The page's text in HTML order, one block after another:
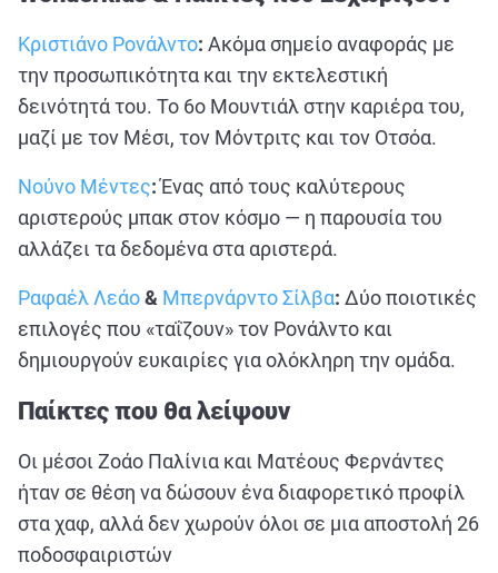
Κριστιάνο Ρονάλντο: Ακόμα σημείο αναφοράς με
την προσωπικότητα και την εκτελεστική
δεινότητά του. Το 6ο Μουντιάλ στην καριέρα του,
μαζί με τον Μέσι, τον Μόντριτς και τον Οτσόα.
Νούνο Μέντες:Ένας από τους καλύτερους
αριστερούς μπακ στον κόσμο — η παρουσία του
αλλάζει τα δεδομένα στα αριστερά.
Ραφαέλ Λεάο& Μπερνάρντο Σίλβα: Δύο ποιοτικές
επιλογές που «ταΐζουν» τον Ρονάλντο και
δημιουργούν ευκαιρίες για ολόκληρη την ομάδα.
Παίκτες που θα λείψουν
Οι μέσοι Ζοάο Παλίνια και Ματέους Φερνάντες
ήταν σε θέση να δώσουν ένα διαφορετικό προφίλ
στα χαφ, αλλά δεν χωρούν όλοι σε μια αποστολή 26
ποδοσφαιριστών